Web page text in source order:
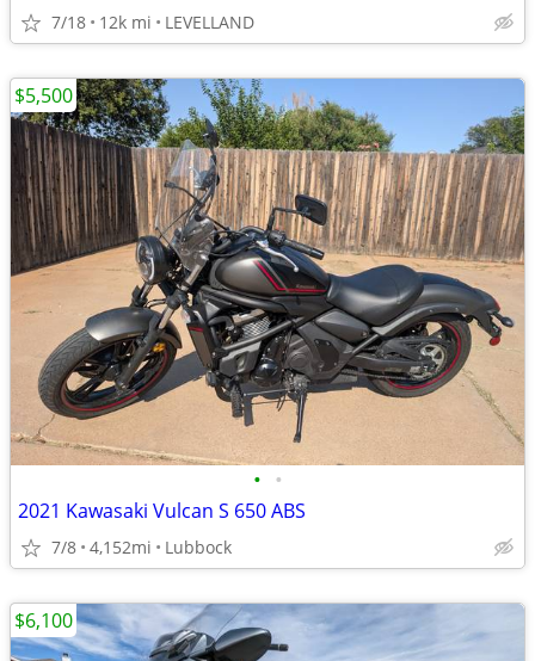
7/18 12k mi LEVELLAND
• •
2021 Kawasaki Vulcan S 650 ABS
7/8 4,152mi Lubbock
$5,500
$6,100